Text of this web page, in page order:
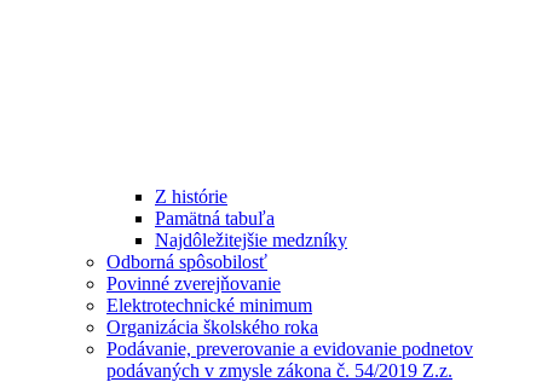
Z histórie
Pamätná tabuľa
Najdôležitejšie medzníky
Odborná spôsobilosť
Povinné zverejňovanie
Elektrotechnické minimum
Organizácia školského roka
Podávanie, preverovanie a evidovanie podnetov
podávaných v zmysle zákona č. 54/2019 Z.z.